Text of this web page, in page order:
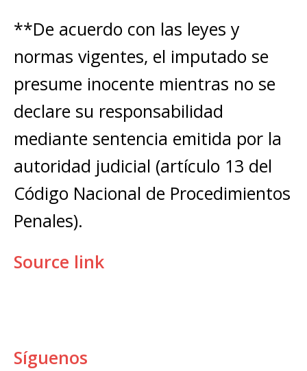
**De acuerdo con las leyes y
normas vigentes, el imputado se
presume inocente mientras no se
declare su responsabilidad
mediante sentencia emitida por la
autoridad judicial (artículo 13 del
Código Nacional de Procedimientos
Penales).
Source link
Síguenos